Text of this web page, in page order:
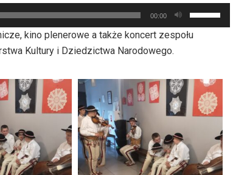
głośność.
dołu
aby
zmniejszyć
głośność.
00:00
strzałek
do
do
dołu
zwiększyć
lub
zmniejszyć
kino plenerowe a także koncert zespołu
Kultury i Dziedzictwa Narodowego.